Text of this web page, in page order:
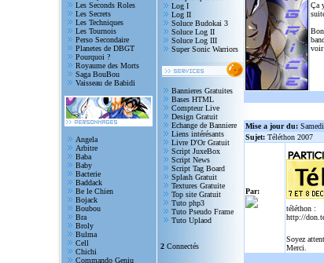
Les Seconds Roles
Les Secrets
Les Techniques
Les Tournois
Perso Secondaire
Planetes de DBGT
Pourquoi ?
Royaume des Morts
Saga BouBou
Vaisseau de Babidi
Angela
Arbitre
Baba
Baby
Bacterie
Baddack
Be le Chien
Bojack
Boubou
Bra
Broly
Bulma
Cell
Chichi
Commando Geniu
Log I
Log II
Soluce Budokai 3
Soluce Log II
Soluce Log III
Super Sonic Warriors
Bannieres Gratuites
Bases HTML
Compteur Live
Design Gratuit
Echange de Banniere
Liens intérésants
Livre D'Or Gratuit
Script JuxeBox
Script News
Script Tag Board
Splash Gratuit
Textures Gratuite
Top site Gratuit
Tuto php3
Tuto Pseudo Frame
Tuto Uplaod
2 Connectés
Ça
voir
Mise a jour du:
Sujet: Téléthon 2007
Par:
téléthon :
http://
Soyez
Merci.